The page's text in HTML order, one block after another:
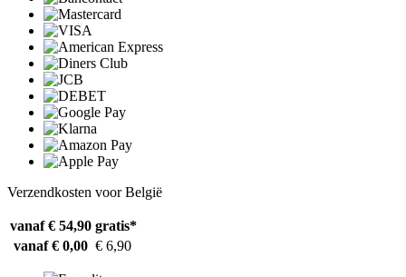
Verzendkosten voor België
vanaf € 54,90 gratis*
vanaf € 0,00 € 6,90